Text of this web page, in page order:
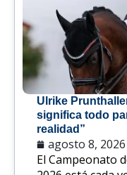
Ulrike
significa todo
realidad”
agosto 8, 2026
El Campeonato